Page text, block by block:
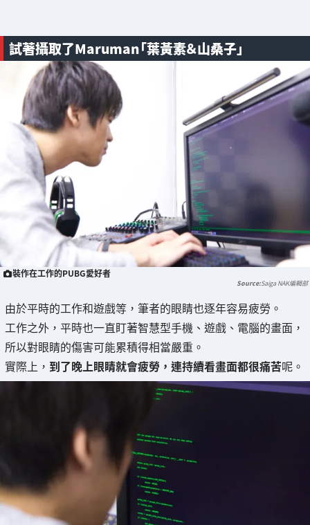
試著攝取了Maruman「葉黃素＆山桑子」
裝作在工作的PUBG愛好者
Saiga NAK編輯部
由於平時的工作和遊戲等，筆者的眼睛也逐年容易疲勞。
工作之外，平時也一直盯著智慧型手機、遊戲、電腦的畫面，
所以對眼睛的傷害可能累積得相當嚴重。
實際上， 到了晚上眼睛就會疲勞，連持續看畫面都很痛苦呢。